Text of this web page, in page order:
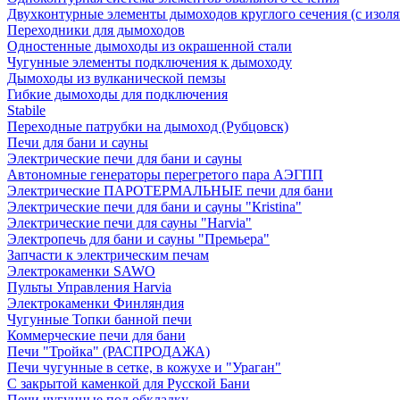
Двухконтурные элементы дымоходов круглого сечения (с
Переходники для дымоходов
Одностенные дымоходы из окрашенной стали
Чугунные элементы подключения к дымоходу
Дымоходы из вулканической пемзы
Гибкие дымоходы для подключения
Stabile
Переходные патрубки на дымоход (Рубцовск)
Печи для бани и сауны
Электрические печи для бани и сауны
Автономные генераторы перегретого пара АЭГПП
Электрические ПАРОТЕРМАЛЬНЫЕ печи для бани
Электрические печи для бани и сауны "Кristina"
Электрические печи для сауны "Harvia"
Электропечь для бани и сауны "Премьера"
Запчасти к электрическим печам
Электрокаменки SAWO
Пульты Управления Harvia
Электрокаменки Финляндия
Чугунные Топки банной печи
Коммерческие печи для бани
Печи "Тройка" (РАСПРОДАЖА)
Печи чугунные в сетке, в кожухе и "Ураган"
С закрытой каменкой для Русской Бани